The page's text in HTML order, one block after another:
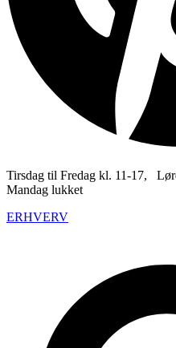
Tirsdag til Fredag kl. 11-17,
Mandag lukket
ERHVERV